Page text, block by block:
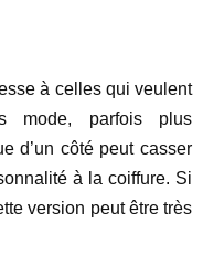
à celles qui veulent
mode, parfois plus
d’un côté peut casser
à la coiffure. Si
version peut être très